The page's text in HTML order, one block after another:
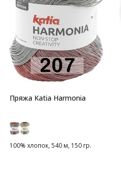
Пряжа Katia Harmonia
100% хлопок, 540 м, 150 гр.